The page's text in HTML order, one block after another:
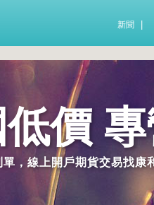
新聞
價
，線上開戶期貨交易找康